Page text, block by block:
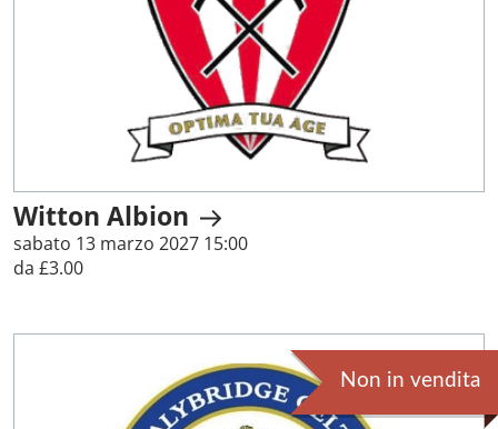
Witton Albion
sabato 13 marzo 2027 15:00
da £3.00
Non in vendita